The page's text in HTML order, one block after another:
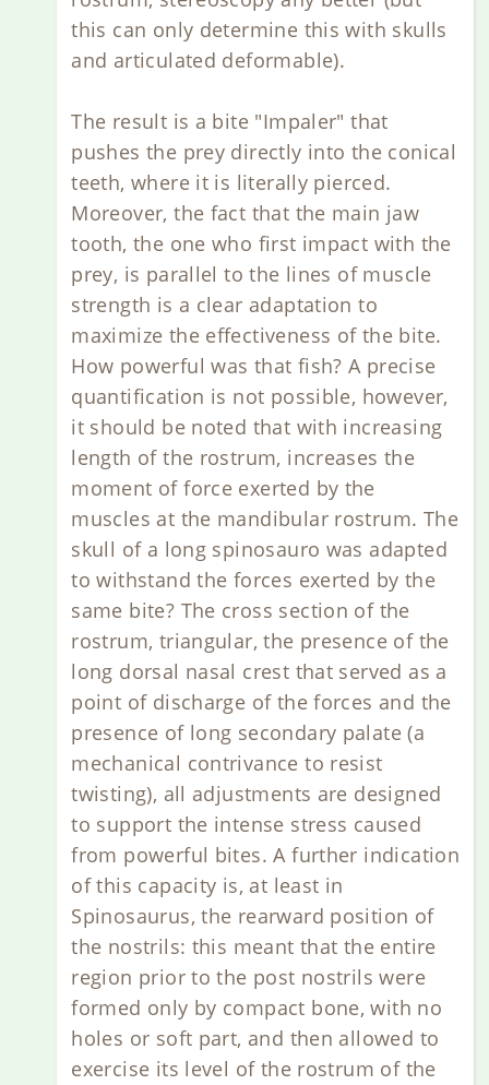
this can only determine this with skulls
and articulated deformable).
The result is a bite "Impaler" that
pushes the prey directly into the conical
teeth, where it is literally pierced.
Moreover, the fact that the main jaw
tooth, the one who first impact with the
prey, is parallel to the lines of muscle
strength is a clear adaptation to
maximize the effectiveness of the bite.
How powerful was that fish? A precise
quantification is not possible, however,
it should be noted that with increasing
length of the rostrum, increases the
moment of force exerted by the
muscles at the mandibular rostrum. The
skull of a long spinosauro was adapted
to withstand the forces exerted by the
same bite? The cross section of the
rostrum, triangular, the presence of the
long dorsal nasal crest that served as a
point of discharge of the forces and the
presence of long secondary palate (a
mechanical contrivance to resist
twisting), all adjustments are designed
to support the intense stress caused
from powerful bites. A further indication
of this capacity is, at least in
Spinosaurus, the rearward position of
the nostrils: this meant that the entire
region prior to the post nostrils were
formed only by compact bone, with no
holes or soft part, and then allowed to
exercise its level of the rostrum of the